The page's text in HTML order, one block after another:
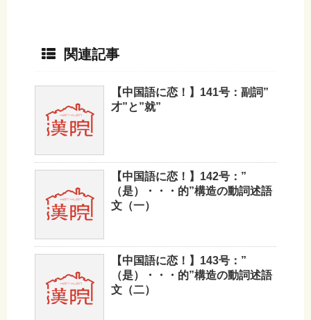
関連記事
【中国語に恋！】141号：副詞”
才”と”就”
【中国語に恋！】142号：”
（是）・・・的”構造の動詞述語
文（一）
【中国語に恋！】143号：”
（是）・・・的”構造の動詞述語
文（二）